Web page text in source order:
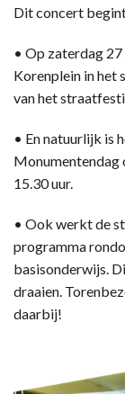
Dit concert
• Op zaterdag
Korenplein in het
van het
• En natuurlijk is
Monumentendag
15.30 uur.
• Ook werkt de
programma
basisonderwijs.
draaien.
daarbij!